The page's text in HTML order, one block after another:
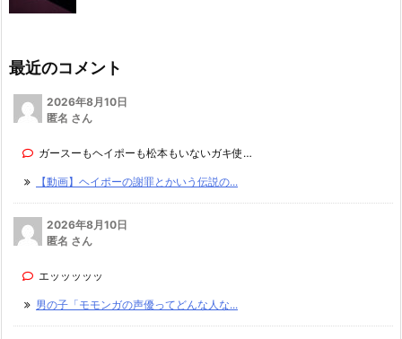
最近のコメント
2026年8月10日
匿名 さん
ガースーもヘイポーも松本もいないガキ使…
【動画】ヘイポーの謝罪とかいう伝説の...
2026年8月10日
匿名 さん
エッッッッッ
男の子「モモンガの声優ってどんな人な...